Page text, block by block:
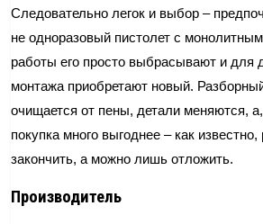
Следовательно легок и выбор –
не одноразовый пистолет с
работы его просто выбрасывают и для
монтажа приобретают новый.
очищается от пены, детали меняются, а,
покупка много выгоднее – как
закончить, а можно лишь отложить.
Производитель